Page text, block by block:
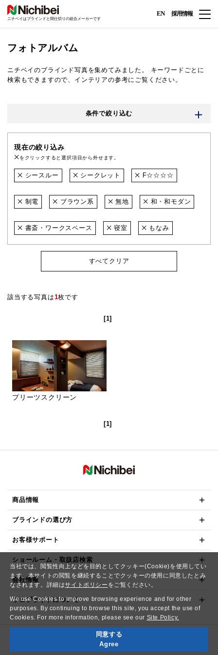
当社では、閲覧性向上などを目的としてクッキー(Cookie)を使用してい
ます。本サイトの閲覧を継続することでクッキーの使用に同意したとみ
なされます。詳細はサイトポリシー をご覧ください。
We use Cookies to improve browsing experience and for other
purposes. By continuing to browse this site, you accept the use of
Cookies. For more information, please see our Site Policy.
同意する
Agree
ニチベイはブラインドと間仕切りの総合メーカーです
EN 採用情報
フォトアルバム
ニチベイのブラインド写真を集めてみました。
キーワードごとに
検索もできますので、インテリアの参考にご覧ください。
条件で絞り込む
現在の絞り込み
をクリックすると選択項目から外せます。
シースルー シークレット F☆☆☆☆
制電 ブラウン系 無地 和・和モダン
書斎・ワークスペース 寝室 もなみ
すべてクリア
該当する写真は1枚です
[1]
プリーツスクリーン
[1]
商品情報
ブラインドの選び方
お客様サポート
ショールーム・取扱店検索
会社情報
ウェブサイトについて
Copyright© NICHIBEI CO.,LTD. All Rights Reserved.